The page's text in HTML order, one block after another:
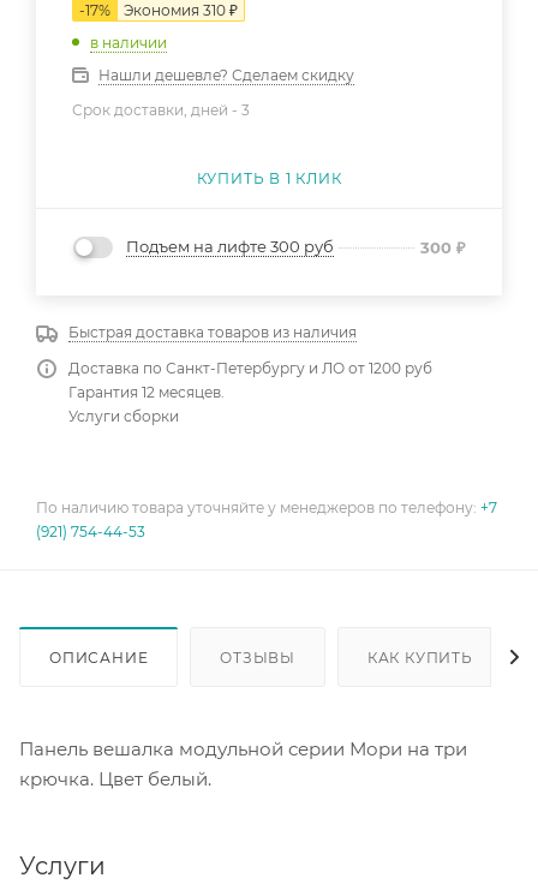
-17% Экономия 310 ₽
в наличии
Нашли дешевле? Сделаем скидку
Срок доставки, дней - 3
КУПИТЬ В 1 КЛИК
Подъем на лифте 300 руб 300 ₽
Быстрая доставка товаров из наличия
Доставка по Санкт-Петербургу и ЛО от 1200 руб
Гарантия 12 месяцев.
Услуги сборки
По наличию товара уточняйте у менеджеров по телефону: +7
(921) 754-44-53
ОПИСАНИЕ ОТЗЫВЫ КАК КУПИТЬ
Панель вешалка модульной серии Мори на три
крючка. Цвет белый.
Услуги